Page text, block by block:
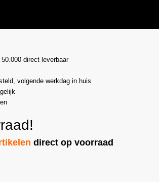
direct leverbaar
volgende werkdag in huis
direct op voorraad